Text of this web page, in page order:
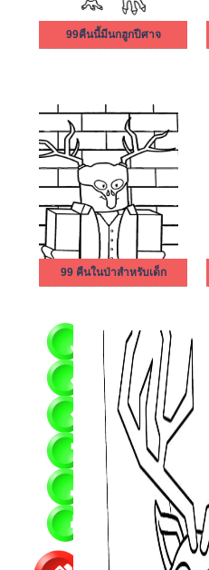
99คืนนี้มีนกฮูกปีศาจ
99 คืนในป่าสำหรับเด็ก